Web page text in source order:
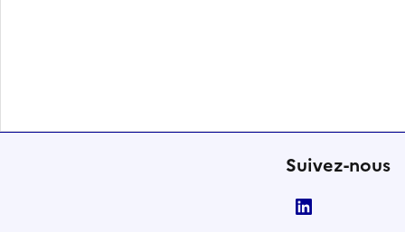
Suivez-nous